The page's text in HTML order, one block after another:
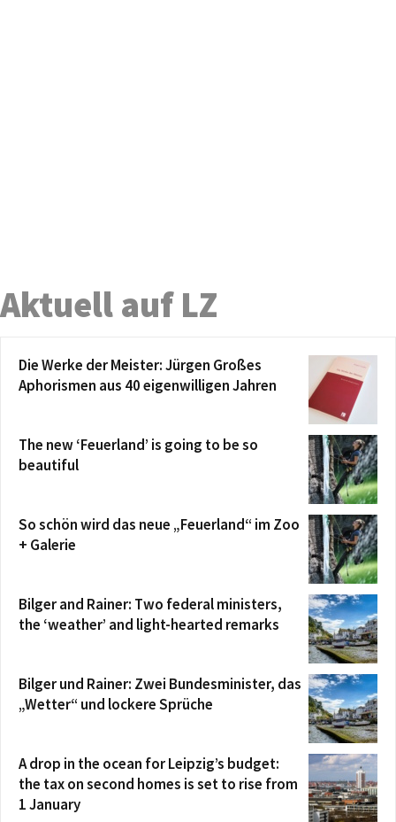
Aktuell auf LZ
Die Werke der Meister: Jürgen Großes
Aphorismen aus 40 eigenwilligen Jahren
The new ‘Feuerland’ is going to be so
beautiful
So schön wird das neue „Feuerland“ im Zoo
+ Galerie
Bilger and Rainer: Two federal ministers,
the ‘weather’ and light-hearted remarks
Bilger und Rainer: Zwei Bundesminister, das
„Wetter“ und lockere Sprüche
A drop in the ocean for Leipzig’s budget:
the tax on second homes is set to rise from
1 January